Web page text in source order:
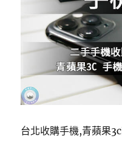
台北收購手機,青蘋果